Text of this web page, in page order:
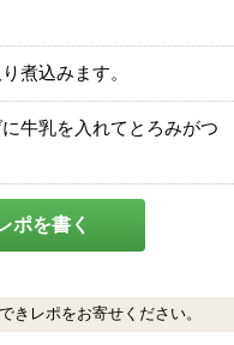
煮込みます。
牛乳を入れてとろみがつ
ポを書く
きレポをお寄せください。